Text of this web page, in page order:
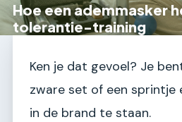
Hoe een ademmasker
tolerantie-training
Ken je dat gevoel? Je
zware set of een sprintje
in de brand te staan.